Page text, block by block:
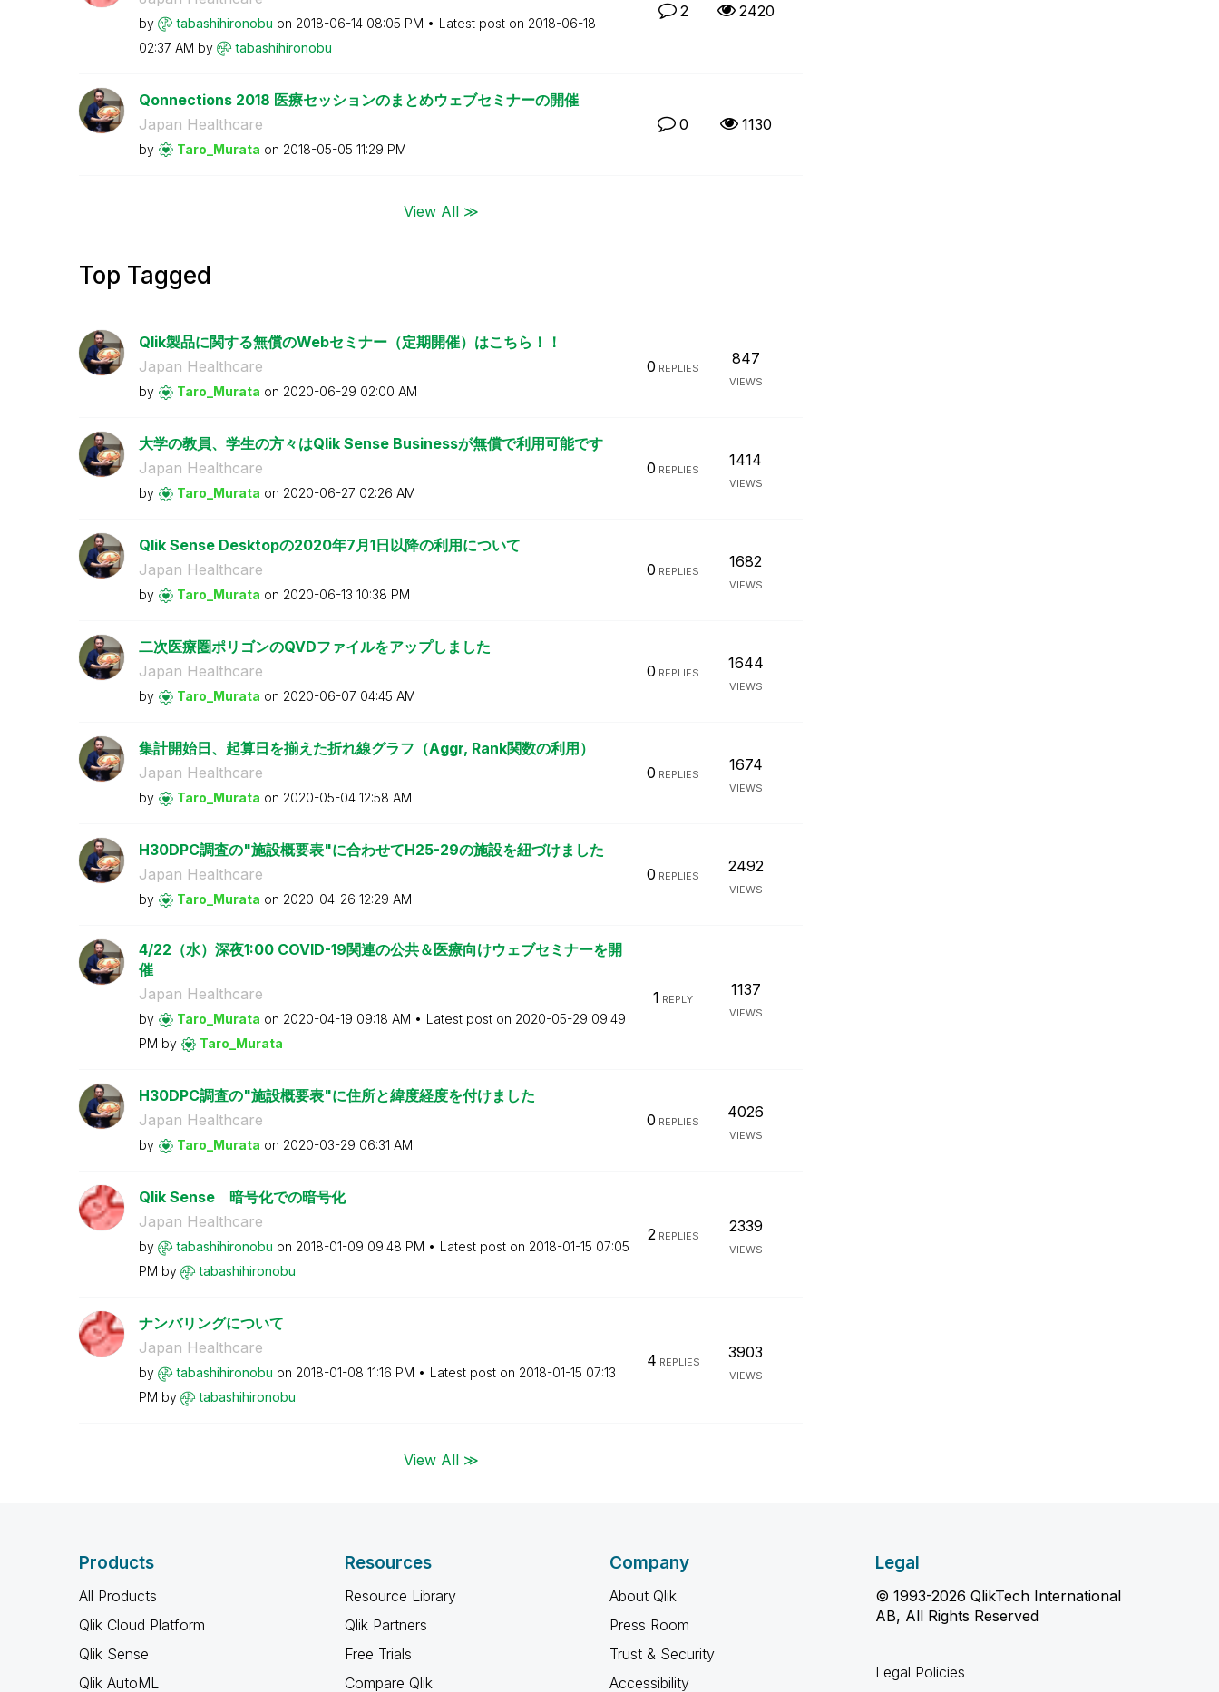
by tabashihironobu on ‎2018-06-14 08:05 PM Latest post on ‎2018-06-18
02:37 AM by tabashihironobu
2 2420
Qonnections 2018 医療セッションのまとめウェブセミナーの開催
Japan Healthcare
by Taro_Murata on ‎2018-05-05 11:29 PM
0 1130
View All ≫
Top Tagged
Qlik製品に関する無償のWebセミナー（定期開催）はこちら！！
Japan Healthcare
by Taro_Murata on ‎2020-06-29 02:00 AM
0 REPLIES
847
VIEWS
大学の教員、学生の方々はQlik Sense Businessが無償で利用可能です
Japan Healthcare
by Taro_Murata on ‎2020-06-27 02:26 AM
0 REPLIES
1414
VIEWS
Qlik Sense Desktopの2020年7月1日以降の利用について
Japan Healthcare
by Taro_Murata on ‎2020-06-13 10:38 PM
0 REPLIES
1682
VIEWS
二次医療圏ポリゴンのQVDファイルをアップしました
Japan Healthcare
by Taro_Murata on ‎2020-06-07 04:45 AM
0 REPLIES
1644
VIEWS
集計開始日、起算日を揃えた折れ線グラフ（Aggr, Rank関数の利用）
Japan Healthcare
by Taro_Murata on ‎2020-05-04 12:58 AM
0 REPLIES
1674
VIEWS
H30DPC調査の"施設概要表"に合わせてH25-29の施設を紐づけました
Japan Healthcare
by Taro_Murata on ‎2020-04-26 12:29 AM
0 REPLIES
2492
VIEWS
4/22（水）深夜1:00 COVID-19関連の公共＆医療向けウェブセミナーを開
催
Japan Healthcare
by Taro_Murata on ‎2020-04-19 09:18 AM Latest post on ‎2020-05-29 09:49
PM by Taro_Murata
1 REPLY
1137
VIEWS
H30DPC調査の"施設概要表"に住所と緯度経度を付けました
Japan Healthcare
by Taro_Murata on ‎2020-03-29 06:31 AM
0 REPLIES
4026
VIEWS
Qlik Sense 暗号化での暗号化
Japan Healthcare
by tabashihironobu on ‎2018-01-09 09:48 PM Latest post on ‎2018-01-15 07:05
PM by tabashihironobu
2REPLIES
2339
VIEWS
ナンバリングについて
Japan Healthcare
by tabashihironobu on ‎2018-01-08 11:16 PM Latest post on ‎2018-01-15 07:13
PM by tabashihironobu
4 REPLIES
3903
VIEWS
View All ≫
Products
All Products
Qlik Cloud Platform
Qlik Sense
Qlik AutoML
Resources
Resource Library
Qlik Partners
Free Trials
Compare Qlik
Company
About Qlik
Press Room
Trust & Security
Accessibility
Legal
© 1993-2026 QlikTech International
AB, All Rights Reserved
Legal Policies